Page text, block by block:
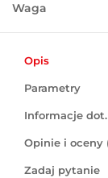
Waga
Opis
Parametry
Informacje
Opinie i oceny
Zadaj pytanie